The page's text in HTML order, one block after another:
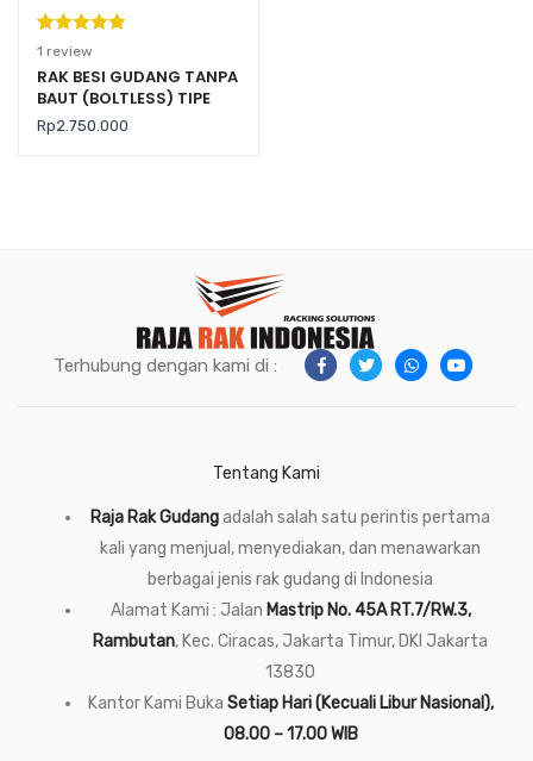
Peringkat
5.00dari 5
berdasarka
n
1
penilaian
1 review
RAK BESI GUDANG TANPA
BAUT (BOLTLESS) TIPE
RR-20BM
Rp2.750.000
Terhubung dengan kami di :
Tentang Kami
Raja Rak Gudangadalah salah satu perintis pertama
kali yang menjual, menyediakan, dan menawarkan
berbagai jenis rak gudang di Indonesia
Alamat Kami : Jalan Mastrip No. 45A RT.7/RW.3,
Rambutan, Kec. Ciracas, Jakarta Timur, DKI Jakarta
13830
Kantor Kami Buka Setiap Hari (Kecuali Libur Nasional),
08.00 – 17.00 WIB